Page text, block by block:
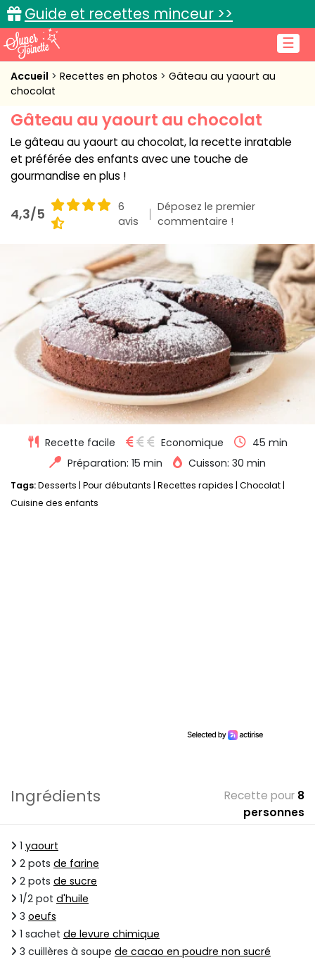
☰
Guide et recettes minceur >>
Accueil
Cuisine pratique
L'actu cuisine
Accueil Recettes en photos
Gâteau au yaourt au
chocolat
Gâteau au yaourt au chocolat
Le gâteau au yaourt au chocolat, la recette inratable
et préférée des enfants avec une touche de
gourmandise en plus !
4,3/5
6
avis
Déposez le premier
commentaire !
Recette facile Economique
45 min
Préparation: 15 min
Cuisson: 30 min
Tags:Desserts Pour débutants Recettes rapides Chocolat
Cuisine des enfants
Ingrédients Recette pour 8
personnes
1 yaourt
2 pots de farine
2 pots de sucre
1/2 pot d'huile
3 oeufs
1 sachet de levure chimique
3 cuillères à soupe de cacao en poudre non sucré